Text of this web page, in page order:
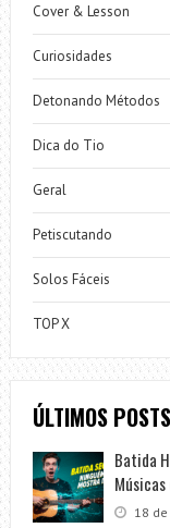
Cover & Lesson
Curiosidades
Detonando Métodos
Dica do Tio
Geral
Petiscutando
Solos Fáceis
TOP X
ÚLTIMOS
Batida
18